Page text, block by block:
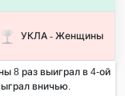
УКЛА - Женщины
8 раз выиграл в 4-ой
вничью.